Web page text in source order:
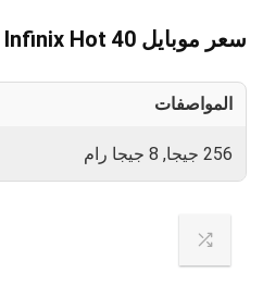
سعر موبايل Infinix Hot 40
المواصفات
256 جيجا, 8 جيجا رام